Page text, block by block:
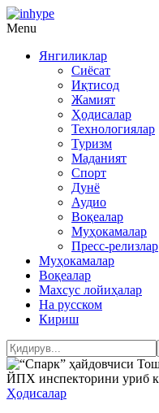
Menu
Янгиликлар
Сиёсат
Иқтисод
Жамият
Ҳодисалар
Технологиялар
Туризм
Маданият
Спорт
Дунё
Аудио
Воқеалар
Муҳокамалар
Пресс-релизлар
Муҳокамалар
Воқеалар
Махсус лойиҳалар
На русском
Кириш
Ҳодисалар